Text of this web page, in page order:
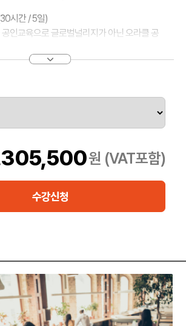
시간 / 5일)
인교육으로 글로벌널리지가 아닌 오라클 공
: 서울시 강남구 학동로 171 2층 영우글로벌러
어가 완벽히 결합된 오라클의 엑사데이타머신
수 있는 많은 기능들을 내장하고 있습니다. 그
있습니다.
나 성능 컨설던트가 Exadata 환경에서 성능
올바른 SQL작성 및 성능 측정， EXADATA 머
원 (VAT포함)
수강신청